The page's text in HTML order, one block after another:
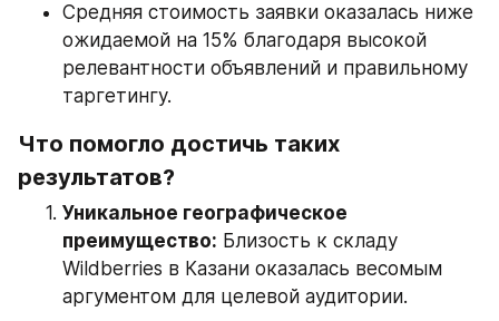
Средняя стоимость заявки оказалась ниже
ожидаемой на 15% благодаря высокой
релевантности объявлений и правильному
таргетингу.
Что помогло достичь таких
результатов?
Уникальное географическое
преимущество: Близость к складу
Wildberries в Казани оказалась весомым
аргументом для целевой аудитории.